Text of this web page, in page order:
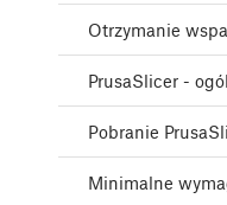
Otrzymanie
PrusaSlicer -
Pobranie
Minimalne